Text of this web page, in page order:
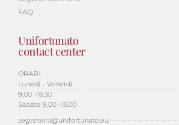
FAQ
Unifortunato
contact center
ORARI:
Lunedì - Venerdì
9,00 -18,30
Sabato 9,00 -13,00
segreteria@unifortunato.eu